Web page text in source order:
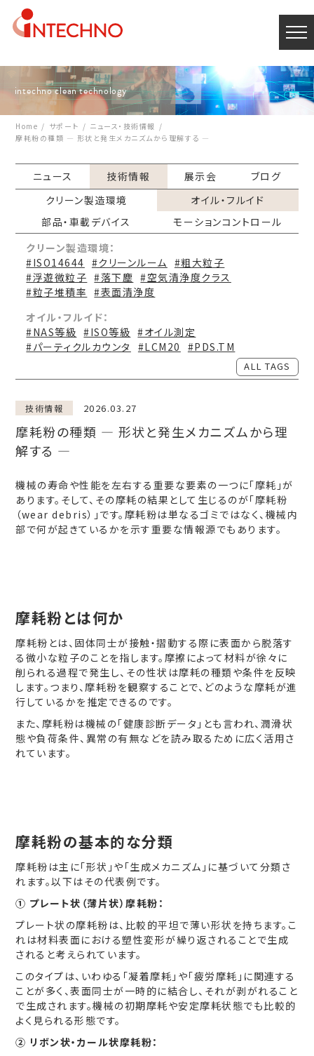
intechno clean technology
Home サポート
ニュース・技術情報
摩耗粉の種類 ― 形状と発生メカニズムから理解する ―
ニュース 技術情報 展示会
ブログ
クリーン製造環境
オイル・フルイド
部品・車載デバイス
モーションコントロール
クリーン製造環境：
#ISO14644 #クリーンルーム #粗大粒子
#浮遊微粒子 #落下塵 #空気清浄度クラス
#粒子堆積率
#表面清浄度
オイル・フルイド：
#NAS等級 #ISO等級 #オイル測定
#パーティクルカウンタ
#LCM20 #PDS.TM
ALL TAGS
技術情報 2026.03.27
摩耗粉の種類 ― 形状と発生メカニズムから理
解する ―
機械の寿命や性能を左右する重要な要素の一つに「摩耗」が
あります。そして、その摩耗の結果として生じるのが「摩耗粉
（wear debris）」です。摩耗粉は単なるゴミではなく、機械内
部で何が起きているかを示す重要な情報源でもあります。
摩耗粉とは何か
摩耗粉とは、固体同士が接触・摺動する際に表面から脱落す
る微小な粒子のことを指します。摩擦によって材料が徐々に
削られる過程で発生し、その性状は摩耗の種類や条件を反映
します。つまり、摩耗粉を観察することで、どのような摩耗が進
行しているかを推定できるのです。
また、摩耗粉は機械の「健康診断データ」とも言われ、潤滑状
態や負荷条件、異常の有無などを読み取るために広く活用さ
れています。
摩耗粉の基本的な分類
摩耗粉は主に「形状」や「生成メカニズム」に基づいて分類さ
れます。以下はその代表例です。
① プレート状（薄片状）摩耗粉：
プレート状の摩耗粉は、比較的平坦で薄い形状を持ちます。こ
れは材料表面における塑性変形が繰り返されることで生成
されると考えられています。
このタイプは、いわゆる「凝着摩耗」や「疲労摩耗」に関連する
ことが多く、表面同士が一時的に結合し、それが剥がれること
で生成されます。機械の初期摩耗や安定摩耗状態でも比較的
よく見られる形態です。
② リボン状・カール状摩耗粉：